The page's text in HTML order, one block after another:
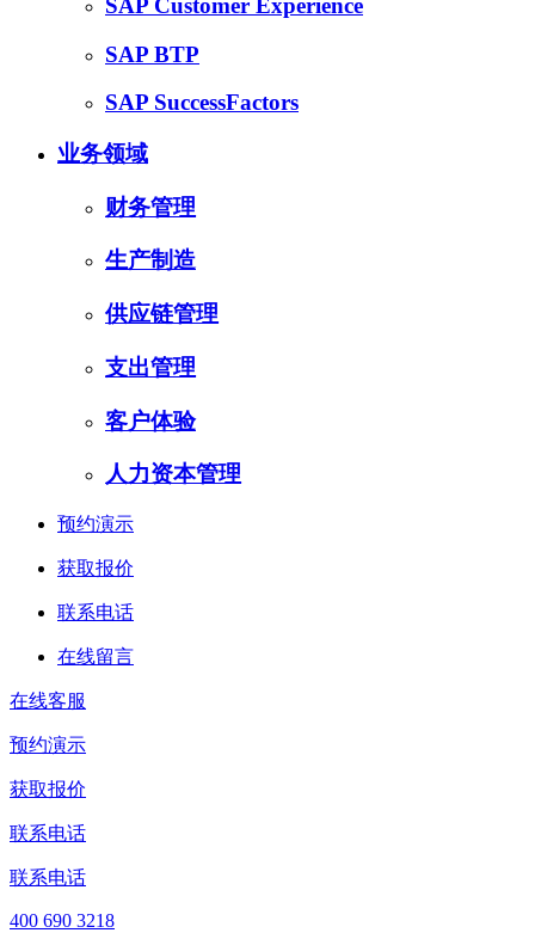
SAP Customer Experience
SAP BTP
SAP SuccessFactors
业务领域
财务管理
生产制造
供应链管理
支出管理
客户体验
人力资本管理
预约演示
获取报价
联系电话
在线留言
在线客服
预约演示
获取报价
联系电话
联系电话
400 690 3218